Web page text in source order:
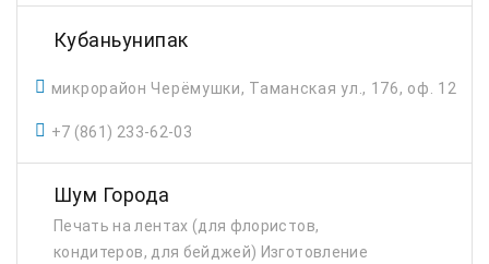
Кубаньунипак
микрорайон Черёмушки, Таманская ул., 176, оф. 12
+7 (861) 233-62-03
Шум Города
Печать на лентах (для флористов,
кондитеров, для бейджей) Изготовление